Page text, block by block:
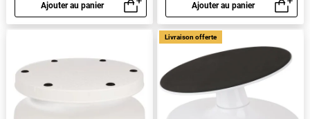
Ajouter au panier
Aperçu rapide
Ajouter au panier
Aperçu rapide
Livraison offerte